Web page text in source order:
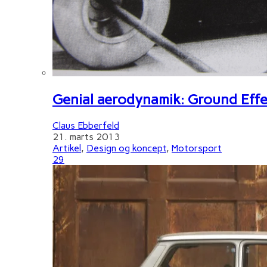
Genial aerodynamik: Ground
Claus Ebberfeld
21. marts 2013
Artikel, Design og koncept, Motorsport
29